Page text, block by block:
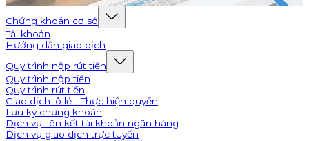
Chứng khoán cơ sở
Tài khoản
Hướng dẫn giao dịch
Quy trình nộp rút tiền
Quy trình nộp tiền
Quy trình rút tiền
Giao dịch lô lẻ - Thực hiện quyền
Lưu ký chứng khoán
Dịch vụ liên kết tài khoản ngân hàng
Dịch vụ giao dịch trực tuyến